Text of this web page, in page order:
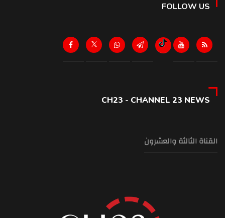
FOLLOW US
CH23 - CHANNEL 23 NEWS
القناة الثالثة والعشرون